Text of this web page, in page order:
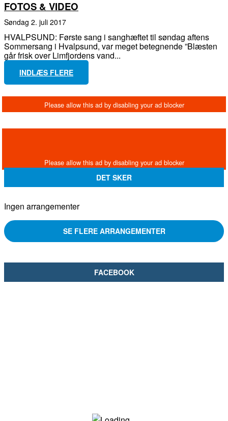
FOTOS & VIDEO
søndag 2. juli 2017
HVALPSUND: Første sang i sanghæftet til søndag aftens
Sommersang i Hvalpsund, var meget betegnende ”Blæsten
går frisk over Limfjordens vand...
INDLÆS FLERE
DET SKER
Ingen arrangementer
SE FLERE ARRANGEMENTER
FACEBOOK